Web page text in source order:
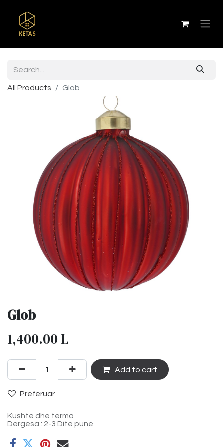
All Products Glob
Glob
1,400.00L
Add to cart
Preferuar
Kushte dhe terma
Dergesa : 2-3 Dite pune